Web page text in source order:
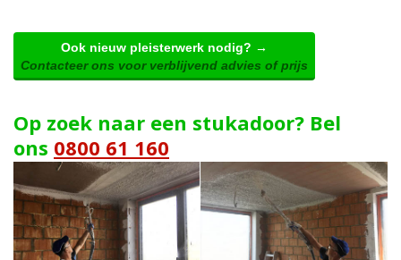
Ook nieuw pleisterwerk nodig? →
Contacteer ons voor verblijvend advies of prijs
Op zoek naar een stukadoor? Bel
ons 0800 61 160